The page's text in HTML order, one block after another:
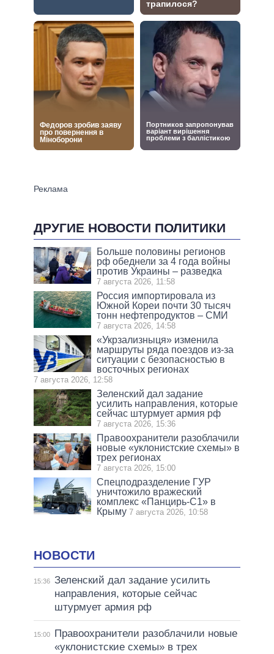
ДРУГИЕ НОВОСТИ ПОЛИТИКИ
Больше половины регионов
рф обеднели за 4 года войны
против Украины – разведка
7 августа 2026, 11:58
Россия импортировала из
Южной Кореи почти 30 тысяч
тонн нефтепродуктов – СМИ
7 августа 2026, 14:58
«Укрзализныця» изменила
маршруты ряда поездов из-за
ситуации с безопасностью в
восточных регионах
7 августа 2026, 12:58
Зеленский дал задание
усилить направления, которые
сейчас штурмует армия рф
7 августа 2026, 15:36
Правоохранители разоблачили
новые «уклонистские схемы» в
трех регионах
7 августа 2026, 15:00
Спецподразделение ГУР
уничтожило вражеский
комплекс «Панцирь-С1» в
Крыму 7 августа 2026, 10:58
НОВОСТИ
15:36 Зеленский дал задание усилить
направления, которые сейчас
штурмует армия рф
15:00
Правоохранители разоблачили новые
«уклонистские схемы» в трех